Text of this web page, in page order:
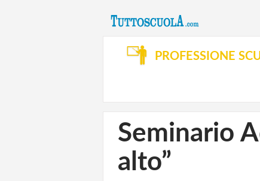
PROFESSIONE
Seminario
alto”